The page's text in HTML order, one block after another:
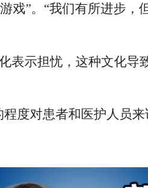
戏”。“我们有所进步
表示担忧，这种文化
度对患者和医护人员